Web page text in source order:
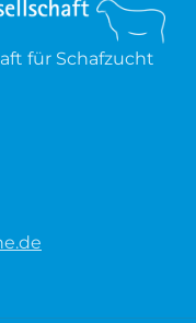
für Schafzucht